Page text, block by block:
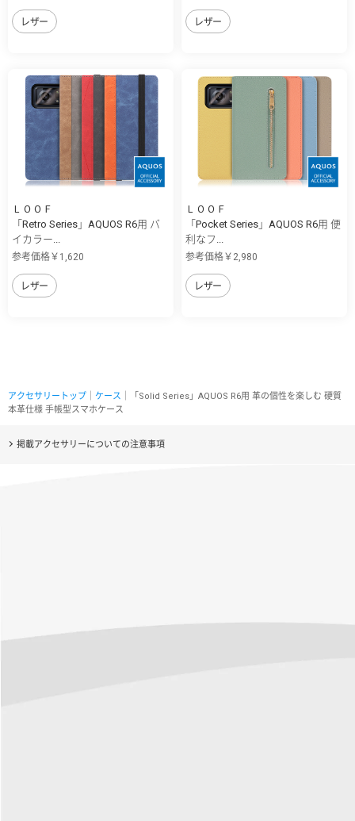
レザー レザー
ＬＯＯＦ
「Retro Series」AQUOS R6用 バ
イカラー...
参考価格￥1,620
レザー
ＬＯＯＦ
「Pocket Series」AQUOS R6用 便
利なフ...
参考価格￥2,980
レザー
アクセサリートップ ケース ｜「Solid Series」AQUOS R6用 革の個性を楽しむ 硬質
本革仕様 手帳型スマホケース
掲載アクセサリーについての注意事項